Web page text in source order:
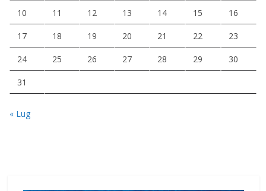
10 11 12 13 14 15 16
17 18 19 20 21 22 23
24 25 26 27 28 29 30
31
« Lug